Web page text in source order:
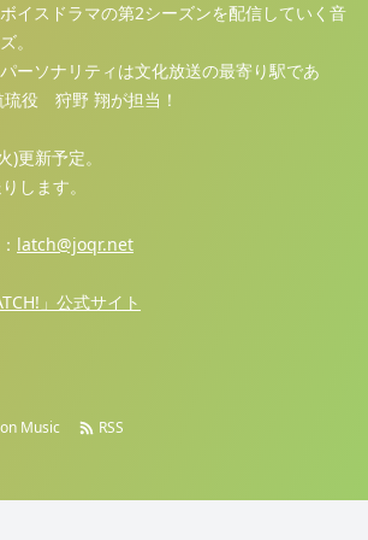
イスドラマの第2シーズンを配信していく音
。
ーソナリティは文化放送の最寄り駅であ
役 狩野 翔が担当！
更新予定。
します。
latch@joqr.net
」公式サイト
Music RSS